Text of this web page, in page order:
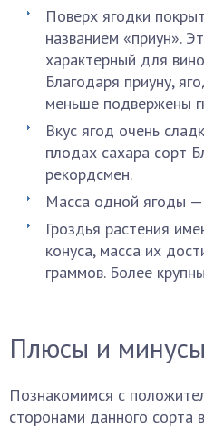
Поверх ягодки
названием «приун».
характерный для
Благодаря приуну,
меньше подвержены
Вкус ягод очень
плодах сахара сорт
рекордсмен.
Масса одной ягоды
Гроздья растения
конуса, масса их
граммов. Более
Плюсы и минусы
Познакомимся с
сторонами данного сорта